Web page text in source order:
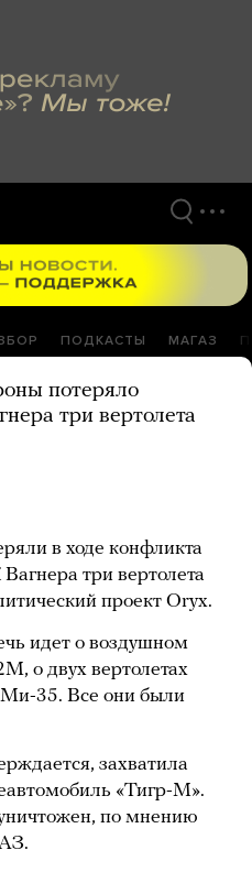
ПОДКАСТЫ МАГАЗ
потеряло
три вертолета
в ходе конфликта
три вертолета
проект Oryx.
идет о воздушном
о двух вертолетах
35. Все они были
захватила
«Тигр-М».
по мнению